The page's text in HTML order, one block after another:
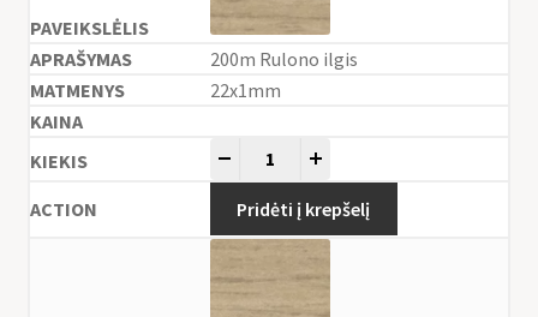
200m Rulono ilgis
22x1mm
Pridėti į krepšelį